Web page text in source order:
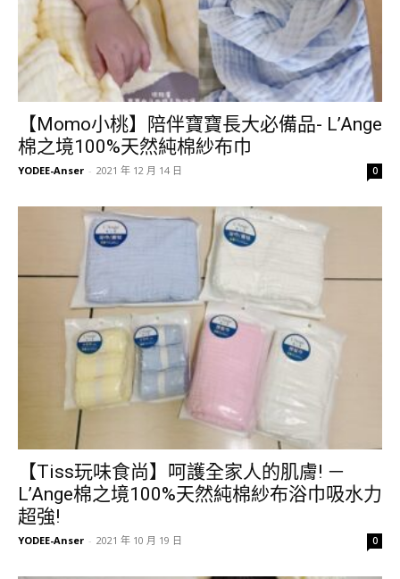
【Momo小桃】陪伴寶寶長大必備品- L’Ange
棉之境100%天然純棉紗布巾
YODEE-Anser - 2021 年 12 月 14 日 0
【Tiss玩味食尚】呵護全家人的肌膚! －
L’Ange棉之境100%天然純棉紗布浴巾吸水力
超強!
YODEE-Anser - 2021 年 10 月 19 日 0